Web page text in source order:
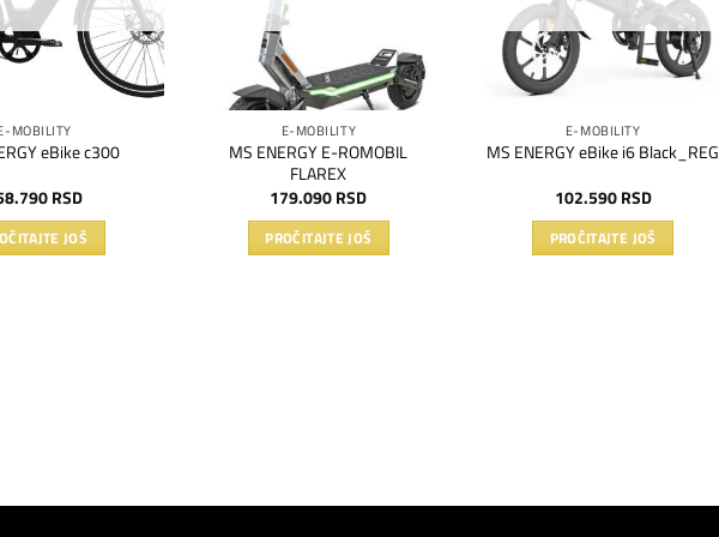
MOBILITY
eBike c300
RSD
JOŠ
E-MOBILITY
MS ENERGY E-ROMOBIL
FLAREX
179.090RSD
PROČITAJTE JOŠ
E-MOBILITY
MS ENERGY eBike i6 Black_REG
102.590RSD
PROČITAJTE JOŠ